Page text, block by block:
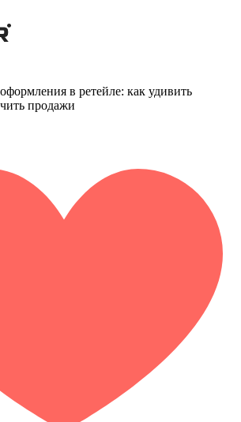
в ретейле: как удивить
продажи